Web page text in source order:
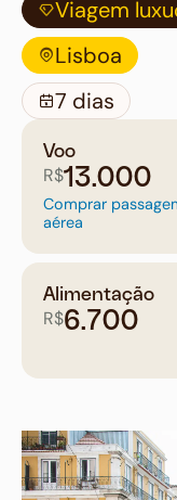
Viagem
Lisboa
7 dias
Voo
R$13.000
Comprar
aérea
Alimentação
R$6.700